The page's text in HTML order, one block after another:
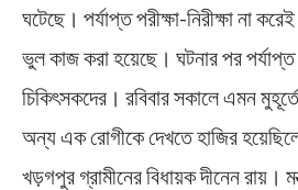
ঘটেছে। পর্যাপ্ত পরীক্ষা-নিরীক্ষা না
ভুল কাজ করা হয়েছে। ঘটনার পর
চিকিৎসকদের। রবিবার সকালে এমন
অন্য এক রোগীকে দেখতে হাজির
খড়গপুর গ্রামীনের বিধায়ক দীনেন রায়।